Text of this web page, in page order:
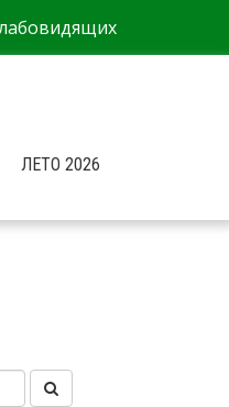
ЛЕТО 2026